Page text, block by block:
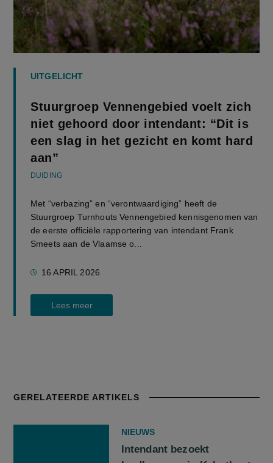
UITGELICHT
Stuurgroep Vennengebied voelt zich
niet gehoord door intendant: “Dit is
een slag in het gezicht en komt hard
aan”
DUIDING
Met “verbazing” en “verontwaardiging” heeft de
Stuurgroep Turnhouts Vennengebied kennisgenomen van
de eerste officiële rapportering van intendant Frank
Smeets aan de Vlaamse o...
16 APRIL 2026
Lees meer
GERELATEERDE ARTIKELS
NIEUWS
Intendant bezoekt